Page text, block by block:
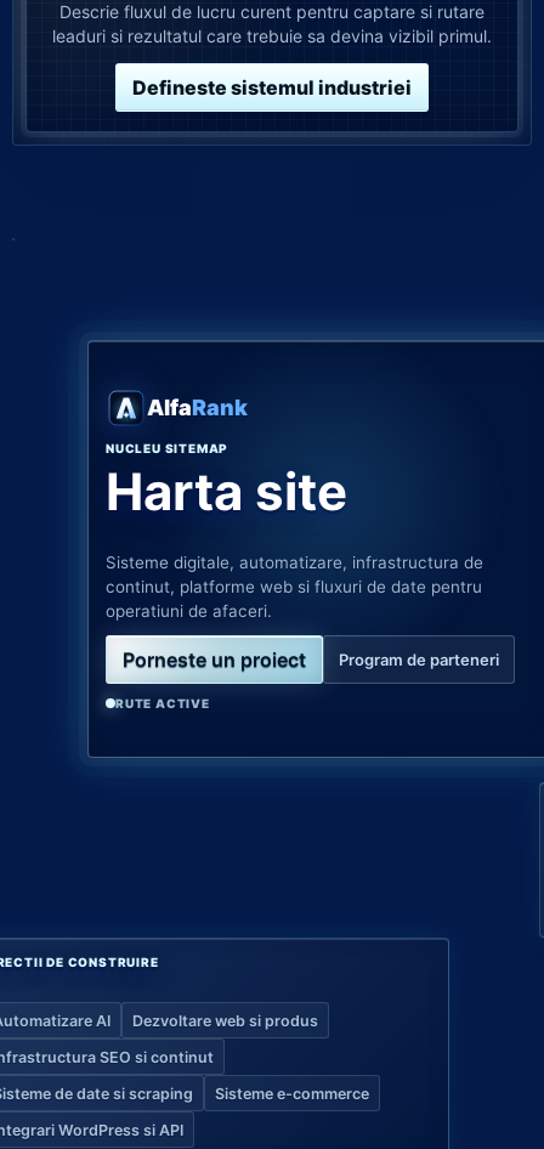
Descrie fluxul de lucru curent pentru captare si rutare
leaduri si rezultatul care trebuie sa devina vizibil primul.
Defineste sistemul industriei
AlfaRank
NUCLEU SITEMAP
Harta site
Sisteme digitale, automatizare, infrastructura de
continut, platforme web si fluxuri de date pentru
operatiuni de afaceri.
Porneste un proiect Program de parteneri
RUTE ACTIVE
DE CONSTRUIRE
AI
Dezvoltare web si produs
SEO si continut
de date si scraping
Sisteme e-commerce
WordPress si API